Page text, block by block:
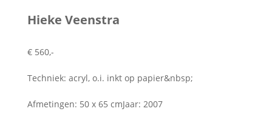
Hieke Veenstra
€ 560,-
Techniek: acryl, o.i. inkt op papier&nbsp;
Afmetingen: 50 x 65 cmJaar: 2007